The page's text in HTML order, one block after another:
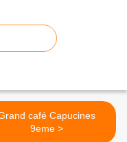
café Capucines
9eme >